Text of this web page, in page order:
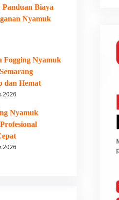
Panduan Biaya
Nyamuk
Fogging Nyamuk
dan Hemat
2026
Nyamuk
2026